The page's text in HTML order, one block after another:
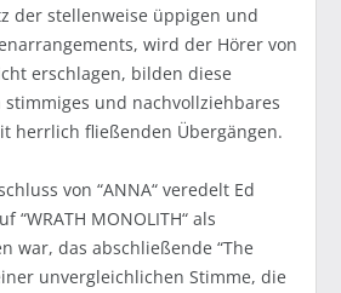
der stellenweise üppigen und
wird der Hörer von
erschlagen, bilden diese
und nachvollziehbares
herrlich fließenden Übergängen.
von “ANNA“ veredelt Ed
“WRATH MONOLITH“ als
war, das abschließende “The
unvergleichlichen Stimme, die